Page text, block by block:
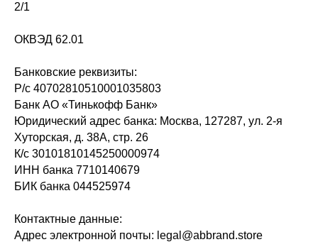
2/1
ОКВЭД 62.01
Банковские реквизиты:
Р/с 40702810510001035803
Банк АО «Тинькофф Банк»
Юридический адрес банка: Москва, 127287, ул. 2-я
Хуторская, д. 38А, стр. 26
К/с 30101810145250000974
ИНН банка 7710140679
БИК банка 044525974
Контактные данные:
Адрес электронной почты: legal@abbrand.store